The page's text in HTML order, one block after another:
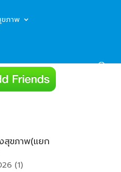
ขภาพ
สุขภาพ(แยก
(1)